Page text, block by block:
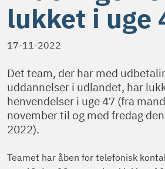
lukket i uge
17-11-2022
Det team, der har med
uddannelser i udlandet, har
henvendelser i uge 47 (fra
november til og med fredag
2022).
Teamet har åben for telefonisk